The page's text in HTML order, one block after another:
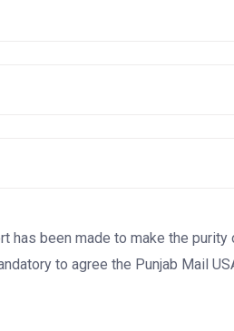
been made to make the
to agree the Punjab Mail